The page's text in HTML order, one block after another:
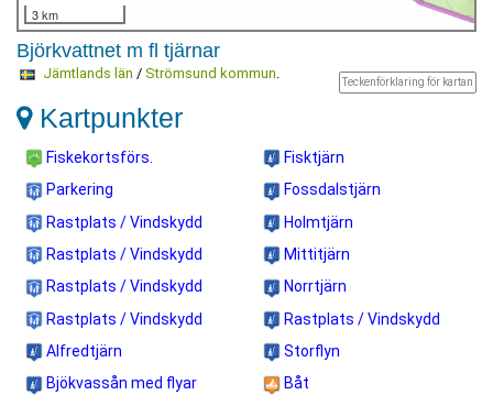
3 km
Björkvattnet m fl tjärnar
Teckenförklaring för kartan
Jämtlands län / Strömsund kommun.
Kartpunkter
Fiskekortsförs.
Parkering
Rastplats / Vindskydd
Rastplats / Vindskydd
Rastplats / Vindskydd
Rastplats / Vindskydd
Alfredtjärn
Bjökvassån med flyar
Fisktjärn
Fossdalstjärn
Holmtjärn
Mittitjärn
Norrtjärn
Rastplats / Vindskydd
Storflyn
Båt